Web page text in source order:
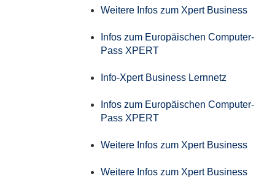
Weitere Infos zum Xpert Business
Infos zum Europäischen Computer-
Pass XPERT
Info-Xpert Business Lernnetz
Infos zum Europäischen Computer-
Pass XPERT
Weitere Infos zum Xpert Business
Weitere Infos zum Xpert Business